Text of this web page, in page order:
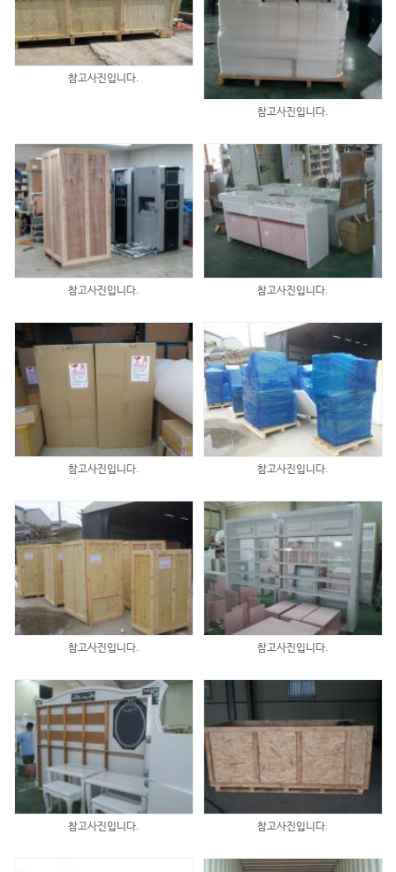
참고사진입니다.
참고사진입니다.
참고사진입니다. 참고사진입니다.
참고사진입니다. 참고사진입니다.
참고사진입니다. 참고사진입니다.
참고사진입니다. 참고사진입니다.